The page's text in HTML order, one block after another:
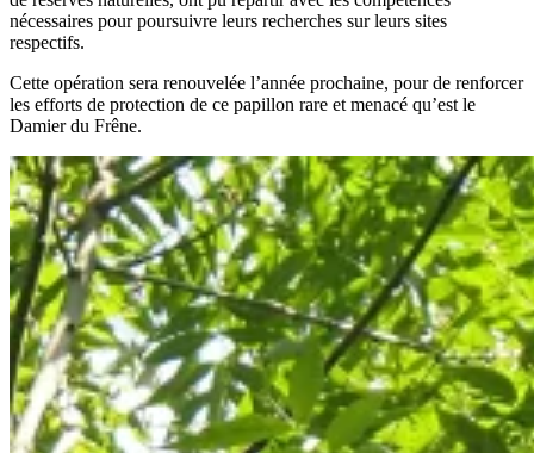
nécessaires pour poursuivre leurs recherches sur leurs sites
respectifs.
Cette opération sera renouvelée l’année prochaine, pour de renforcer
les efforts de protection de ce papillon rare et menacé qu’est le
Damier du Frêne.